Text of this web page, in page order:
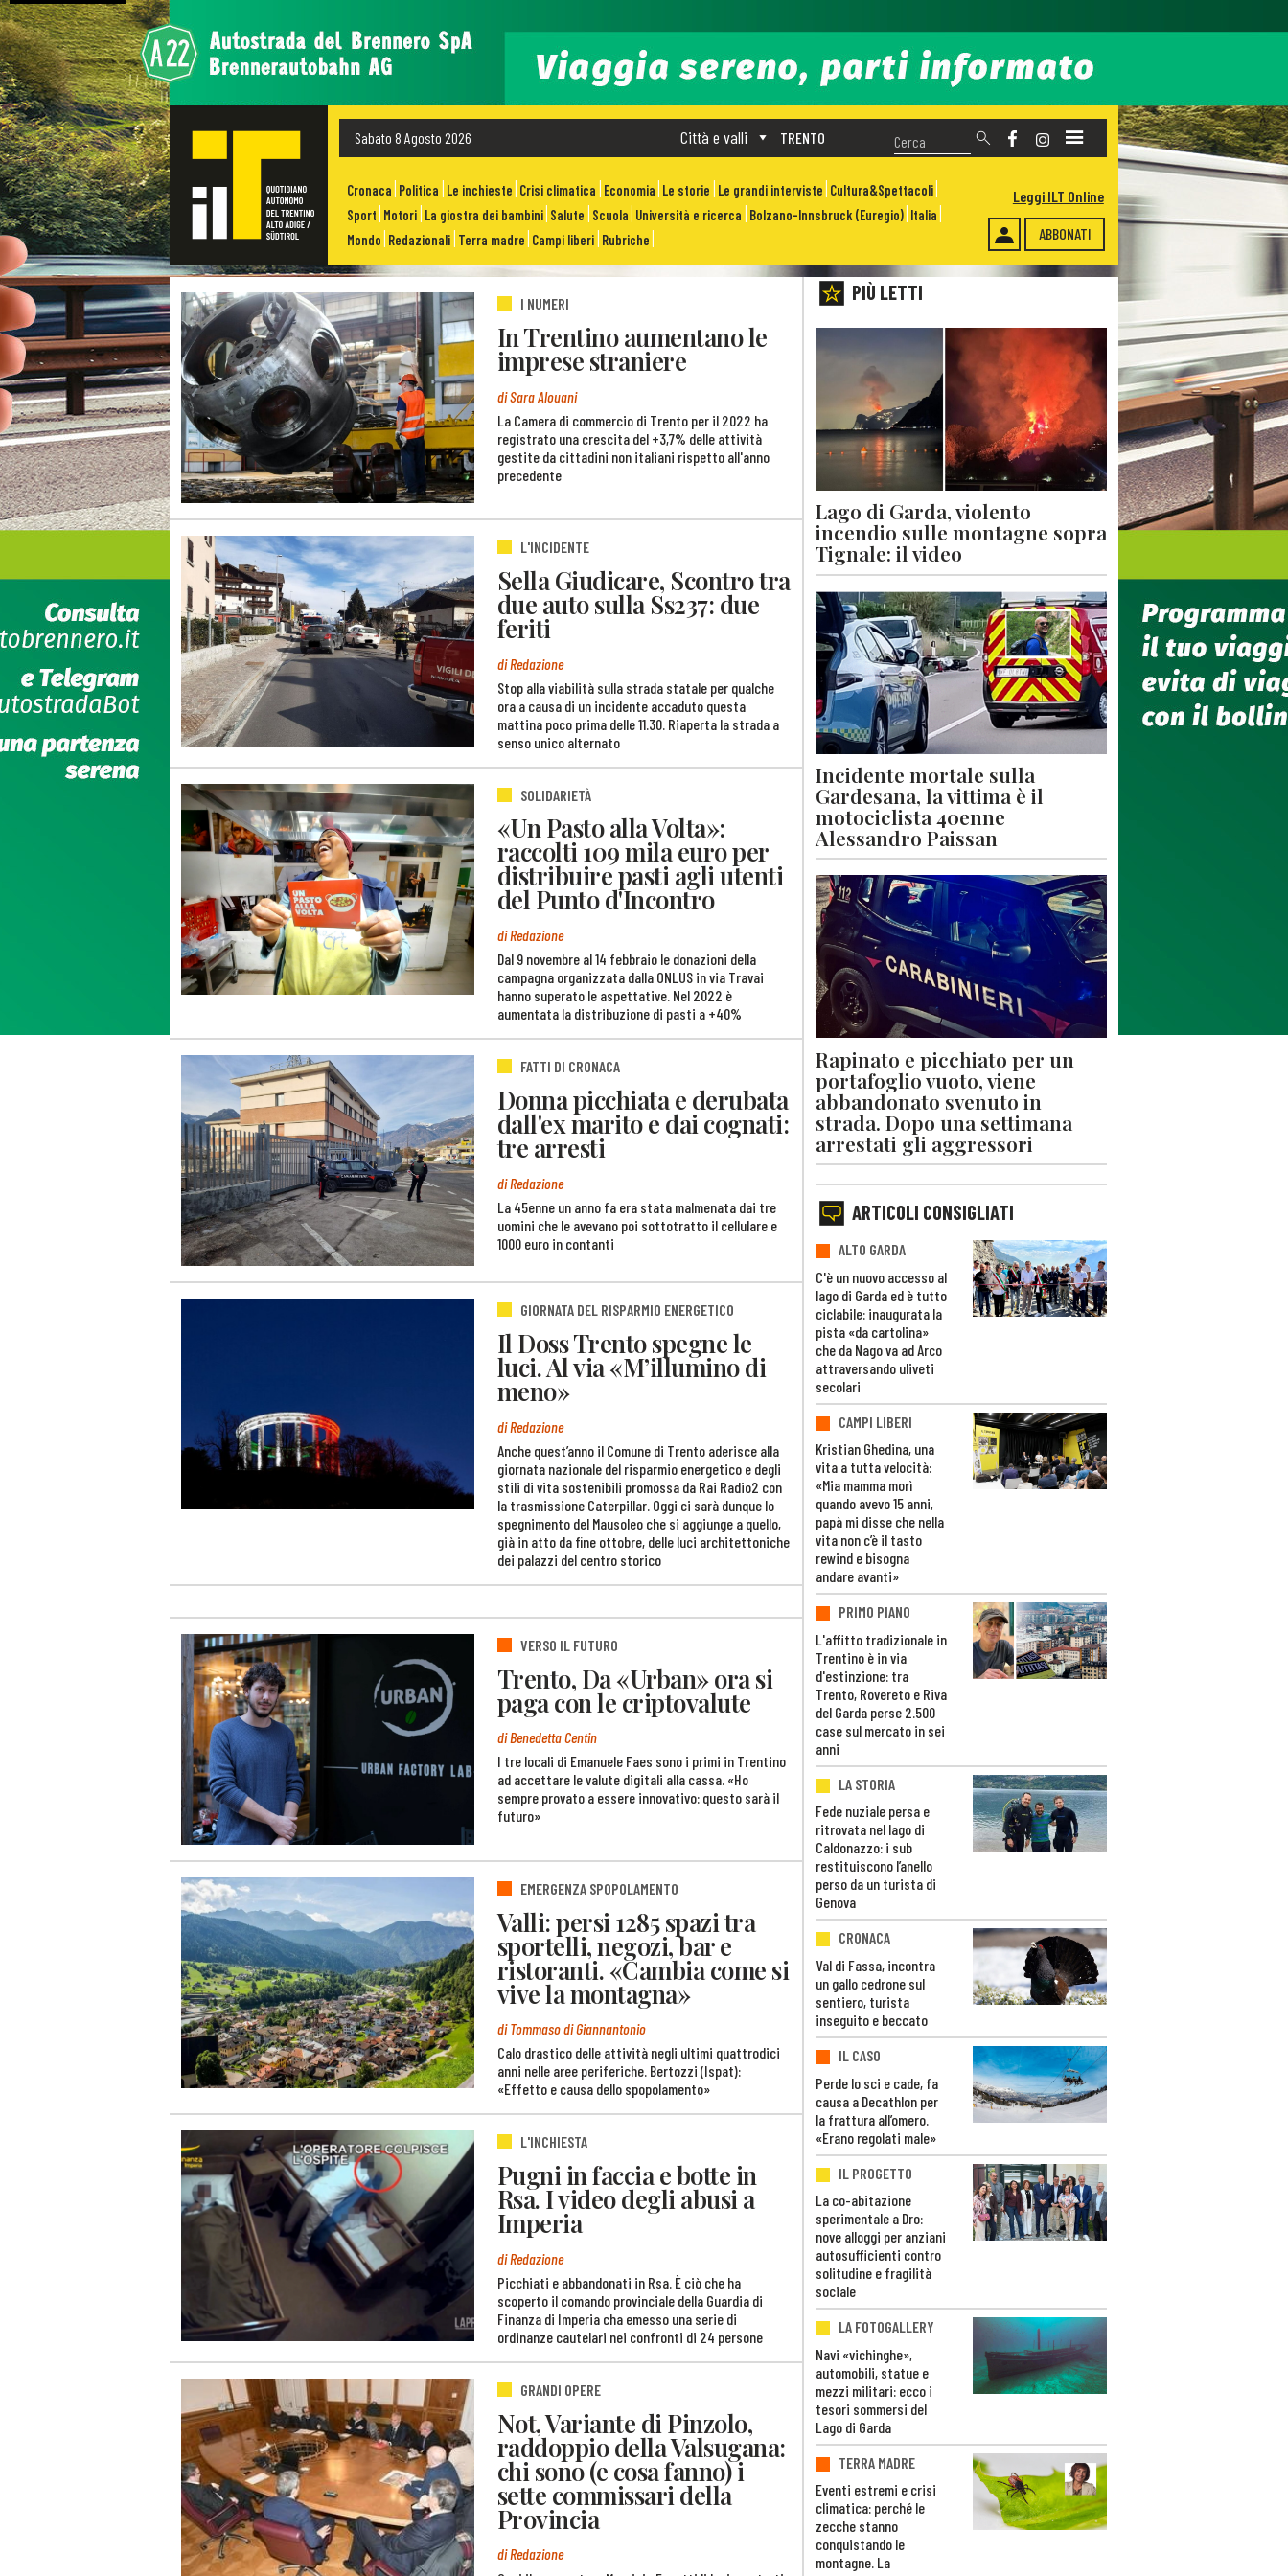
Sabato 8 Agosto 2026 TRENTO
Città e valli
Cronaca Politica Le inchieste Crisi climatica Economia Le storie Le grandi interviste Cultura&Spettacoli
Sport Motori La giostra dei bambini Salute Scuola Università e ricerca Bolzano-Innsbruck (Euregio) Italia
Mondo Redazionali Terra madre Campi liberi Rubriche ABBONATI
Leggi ILT Online
I NUMERI
In Trentino aumentano le
imprese straniere
di Sara Alouani
La Camera di commercio di Trento per il 2022 ha
registrato una crescita del +3,7% delle attività
gestite da cittadini non italiani rispetto all'anno
precedente
L'INCIDENTE
Sella Giudicare, Scontro tra
due auto sulla Ss237: due
feriti
di Redazione
Stop alla viabilità sulla strada statale per qualche
ora a causa di un incidente accaduto questa
mattina poco prima delle 11.30. Riaperta la strada a
senso unico alternato
SOLIDARIETÀ
«Un Pasto alla Volta»:
raccolti 109 mila euro per
distribuire pasti agli utenti
del Punto d'Incontro
di Redazione
Dal 9 novembre al 14 febbraio le donazioni della
campagna organizzata dalla ONLUS in via Travai
hanno superato le aspettative. Nel 2022 è
aumentata la distribuzione di pasti a +40%
FATTI DI CRONACA
Donna picchiata e derubata
dall'ex marito e dai cognati:
tre arresti
di Redazione
La 45enne un anno fa era stata malmenata dai tre
uomini che le avevano poi sottotratto il cellulare e
1000 euro in contanti
GIORNATA DEL RISPARMIO ENERGETICO
Il Doss Trento spegne le
luci. Al via «M’illumino di
meno»
di Redazione
Anche quest’anno il Comune di Trento aderisce alla
giornata nazionale del risparmio energetico e degli
stili di vita sostenibili promossa da Rai Radio2 con
la trasmissione Caterpillar. Oggi ci sarà dunque lo
spegnimento del Mausoleo che si aggiunge a quello,
già in atto da fine ottobre, delle luci architettoniche
dei palazzi del centro storico
VERSO IL FUTURO
Trento, Da «Urban» ora si
paga con le criptovalute
di Benedetta Centin
I tre locali di Emanuele Faes sono i primi in Trentino
ad accettare le valute digitali alla cassa. «Ho
sempre provato a essere innovativo: questo sarà il
futuro»
EMERGENZA SPOPOLAMENTO
Valli: persi 1285 spazi tra
sportelli, negozi, bar e
ristoranti. «Cambia come si
vive la montagna»
di Tommaso di Giannantonio
Calo drastico delle attività negli ultimi quattrodici
anni nelle aree periferiche. Bertozzi (Ispat):
«Effetto e causa dello spopolamento»
L'INCHIESTA
Pugni in faccia e botte in
Rsa. I video degli abusi a
Imperia
di Redazione
Picchiati e abbandonati in Rsa. È ciò che ha
scoperto il comando provinciale della Guardia di
Finanza di Imperia cha emesso una serie di
ordinanze cautelari nei confronti di 24 persone
GRANDI OPERE
Not, Variante di Pinzolo,
raddoppio della Valsugana:
chi sono (e cosa fanno) i
sette commissari della
Provincia
di Redazione
PIÙ LETTI
Lago di Garda, violento
incendio sulle montagne sopra
Tignale: il video
Incidente mortale sulla
Gardesana, la vittima è il
motociclista 40enne
Alessandro Paissan
Rapinato e picchiato per un
portafoglio vuoto, viene
abbandonato svenuto in
strada. Dopo una settimana
arrestati gli aggressori
ARTICOLI CONSIGLIATI
ALTO GARDA
C'è un nuovo accesso al
lago di Garda ed è tutto
ciclabile: inaugurata la
pista «da cartolina»
che da Nago va ad Arco
attraversando uliveti
secolari
CAMPI LIBERI
Kristian Ghedina, una
vita a tutta velocità:
«Mia mamma morì
quando avevo 15 anni,
papà mi disse che nella
vita non c’è il tasto
rewind e bisogna
andare avanti»
PRIMO PIANO
L'affitto tradizionale in
Trentino è in via
d'estinzione: tra
Trento, Rovereto e Riva
del Garda perse 2.500
case sul mercato in sei
anni
LA STORIA
Fede nuziale persa e
ritrovata nel lago di
Caldonazzo: i sub
restituiscono l’anello
perso da un turista di
Genova
CRONACA
Val di Fassa, incontra
un gallo cedrone sul
sentiero, turista
inseguito e beccato
IL CASO
Perde lo sci e cade, fa
causa a Decathlon per
la frattura all’omero.
«Erano regolati male»
IL PROGETTO
La co-abitazione
sperimentale a Dro:
nove alloggi per anziani
autosufficienti contro
solitudine e fragilità
sociale
LA FOTOGALLERY
Navi «vichinghe»,
automobili, statue e
mezzi militari: ecco i
tesori sommersi del
Lago di Garda
TERRA MADRE
Eventi estremi e crisi
climatica: perché le
zecche stanno
conquistando le
montagne. La